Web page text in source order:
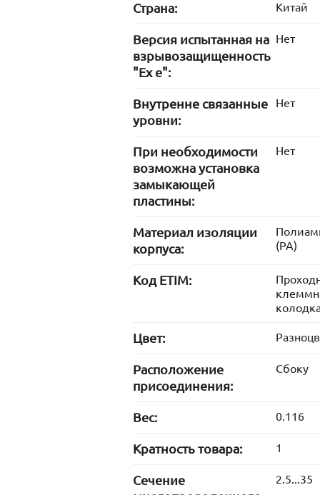
Страна: Китай
Версия испытанная на
взрывозащищенность
"Ex е":
Нет
Внутренне связанные
уровни:
Нет
При необходимости
возможна установка
замыкающей
пластины:
Нет
Материал изоляции
корпуса:
(PA)
Код ETIM:
Цвет:
Расположение
присоединения:
Сбоку
Вес: 0.116
Кратность товара: 1
Сечение
2.5...35